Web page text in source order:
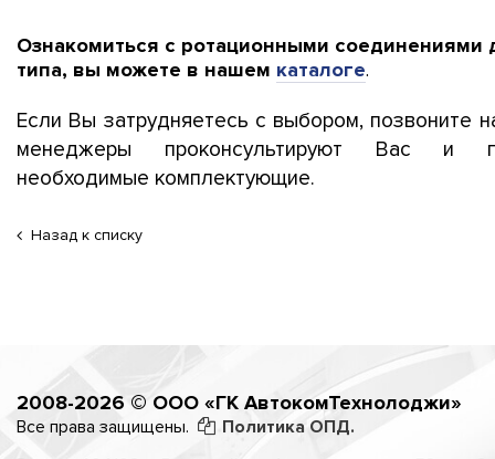
Ознакомиться с ротационными соединениями
типа, вы можете в нашем каталоге.
Если Вы затрудняетесь с выбором, позвоните
менеджеры проконсультируют Вас и
необходимые комплектующие.
Назад к списку
2008-2026 © ООО «ГК АвтокомТехнолоджи»
Все права защищены.
Политика ОПД.